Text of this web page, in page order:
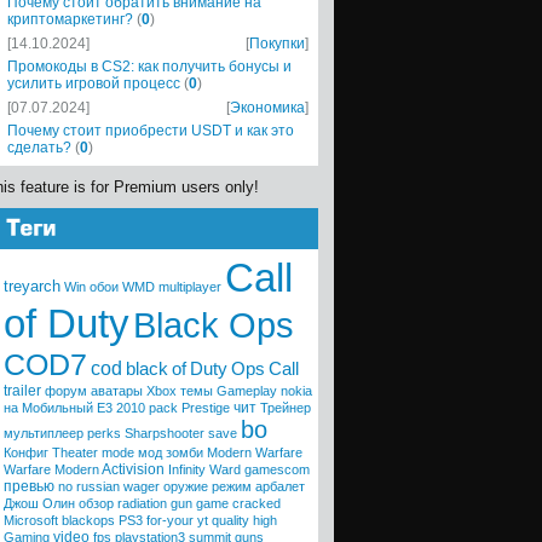
криптомаркетинг? (0)
[14.10.2024]
[Покупки]
Промокоды в CS2: как получить бонусы и
усилить игровой процесс (0)
[07.07.2024]
[Экономика]
Почему стоит приобрести USDT и как это
сделать? (0)
feature is for Premium users only!
treyarch Win обои WMD multiplayer Call
of DutyBlack Ops
COD7 cod black of DutyOps Call
trailer форум аватары Xbox темы Gameplay nokia
на Мобильный E3 2010 pack Prestige чит Трейнер
мультиплеер perks Sharpshooter save bo
Конфиг Theater mode мод зомби Modern Warfare
Warfare ModernActivision Infinity Ward gamescom
превью no russian wager оружие режим арбалет
Джош Олин обзор radiation gun game cracked
Microsoft blackops PS3 for-your yt quality high
Gaming video fps playstation3 summit guns